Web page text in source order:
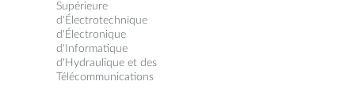
Supérieure
d'Électrotechnique
d'Électronique
d'Informatique
d'Hydraulique et des
Télécommunications